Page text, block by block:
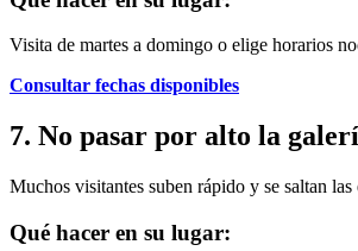
Visita de martes a domingo o elige horarios
Consultar fechas disponibles
7. No pasar por alto la
Muchos visitantes suben rápido y se saltan
Qué hacer en su lugar: